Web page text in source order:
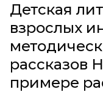
Детская
взрослых
рассказов
примере